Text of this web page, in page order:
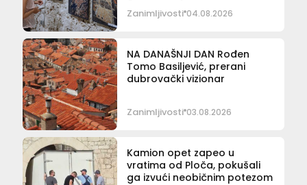
Zanimljivosti 04.08.2026
NA DANAŠNJI DAN Rođen
Tomo Basiljević, prerani
dubrovački vizionar
Zanimljivosti 03.08.2026
Kamion opet zapeo u
vratima od Ploča, pokušali
ga izvući neobičnim potezom